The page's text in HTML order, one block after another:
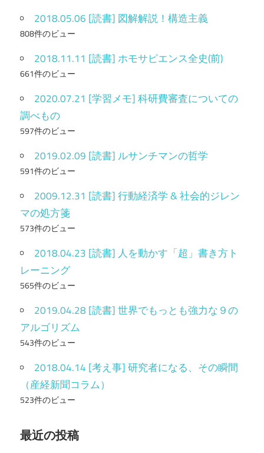
2018.05.06 [読書] 図解解説！構造主義
808件のビュー
2018.11.11 [読書] ホモサピエンス全史(前)
661件のビュー
2020.07.21 [学習メモ] 科研費審査についての
調べもの
597件のビュー
2019.02.09 [読書] ルサンチマンの哲学
591件のビュー
2009.12.31 [読書] 行動経済学 & 社会的ジレン
マの処方箋
573件のビュー
2018.04.23 [読書] 人を動かす「超」書き方ト
レーニング
565件のビュー
2019.04.28 [読書] 世界でもっとも強力な９の
アルゴリズム
543件のビュー
2018.04.14 [考え事] 研究者になる、その瞬間
（産経新聞コラム）
523件のビュー
最近の投稿